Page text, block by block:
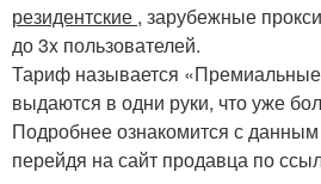
резидентские , зарубежные
до 3x пользователей.
Тариф называется
выдаются в одни руки, что уже
Подробнее ознакомится с
перейдя на сайт продавца по